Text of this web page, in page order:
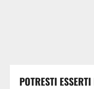
POTRESTI